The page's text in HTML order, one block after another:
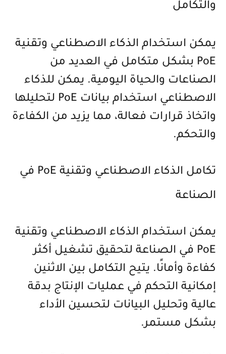
والتكامل
يمكن استخدام الذكاء الاصطناعي وتقنية
PoE بشكل متكامل في العديد من
الصناعات والحياة اليومية. يمكن للذكاء
الاصطناعي استخدام بيانات PoE لتحليلها
واتخاذ قرارات فعالة، مما يزيد من الكفاءة
والتحكم.
تكامل الذكاء الاصطناعي وتقنية PoE في
الصناعة
يمكن استخدام الذكاء الاصطناعي وتقنية
PoE في الصناعة لتحقيق تشغيل أكثر
كفاءة وأمانًا. يتيح التكامل بين الاثنين
إمكانية التحكم في عمليات الإنتاج بدقة
عالية وتحليل البيانات لتحسين الأداء
بشكل مستمر.